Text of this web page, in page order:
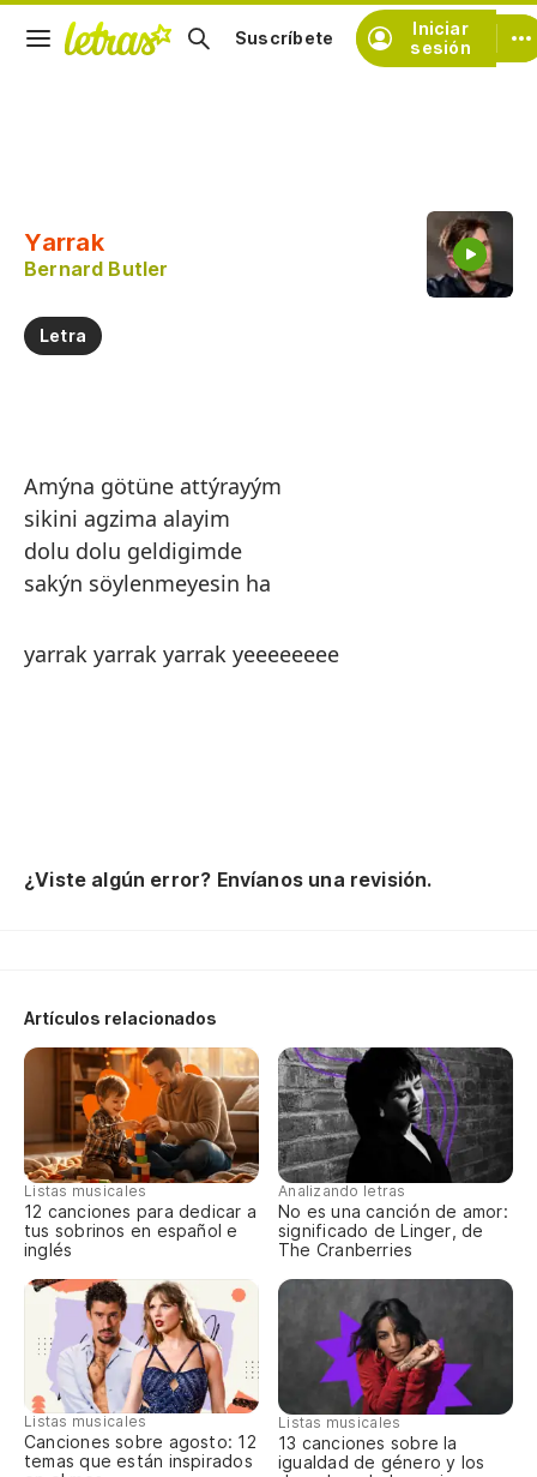
Iniciar
sesión
Suscríbete
Yarrak
Bernard Butler
Letra
Amýna götüne attýrayým
sikini agzima alayim
dolu dolu geldigimde
sakýn söylenmeyesin ha
yarrak yarrak yarrak yeeeeeeee
¿Viste algún error? Envíanos una revisión.
Practicar la pronunciación de
Artículos relacionados
Listas musicales
12 canciones para dedicar a
tus sobrinos en español e
inglés
Analizando letras
No es una canción de amor:
significado de Linger, de
The Cranberries
Listas musicales
Canciones sobre agosto: 12
temas que están inspirados
Listas musicales
13 canciones sobre la
igualdad de género y los